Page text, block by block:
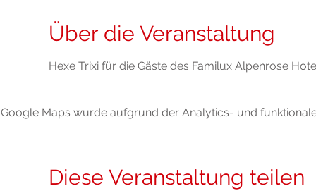
Über die Veranstaltung
Hexe Trixi für die Gäste des Familux Alpenrose
Google Maps wurde aufgrund der Analytics- und
Diese Veranstaltung teilen